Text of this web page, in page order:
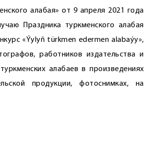
алабая» от 9 апреля 2021 года
Праздника туркменского алабая
«Ýylyň türkmen edermen alabaýy»,
работников издательства и
алабаев в произведениях
продукции, фотоснимках, на